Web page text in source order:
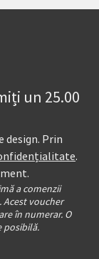
un 25.00
design. Prin
.
a comenzii
Acest voucher
în numerar. O
posibilă.